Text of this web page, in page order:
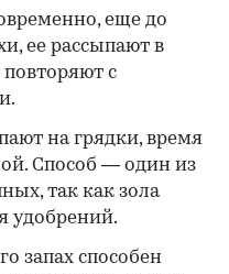
еще до
ее рассыпают в
с
на грядки, время
Способ — один из
так как зола
удобрений.
запах способен